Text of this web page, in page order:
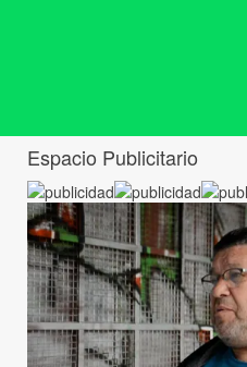
Espacio Publicitario